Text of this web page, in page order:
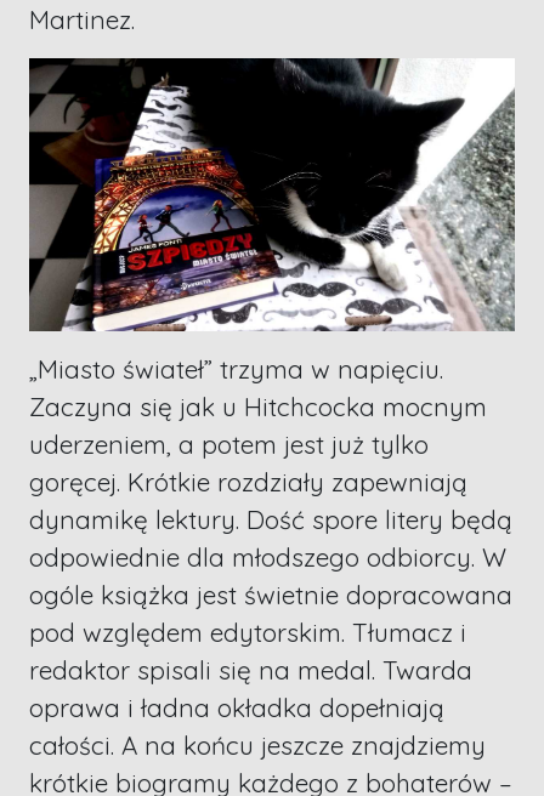
Martinez.
„Miasto świateł” trzyma w napięciu.
Zaczyna się jak u Hitchcocka mocnym
uderzeniem, a potem jest już tylko
goręcej. Krótkie rozdziały zapewniają
dynamikę lektury. Dość spore litery będą
odpowiednie dla młodszego odbiorcy. W
ogóle książka jest świetnie dopracowana
pod względem edytorskim. Tłumacz i
redaktor spisali się na medal. Twarda
oprawa i ładna okładka dopełniają
całości. A na końcu jeszcze znajdziemy
krótkie biogramy każdego z bohaterów –